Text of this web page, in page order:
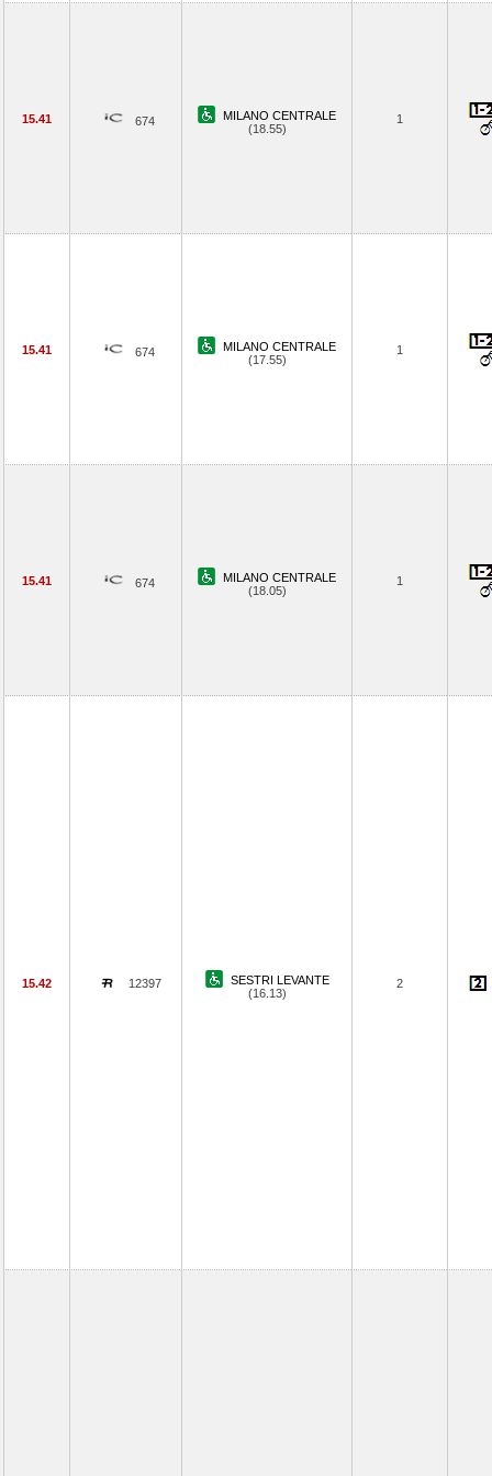
15.41 674
MILANO CENTRALE
(18.55)
1
15.41 674
MILANO CENTRALE
(17.55)
1
15.41 674
MILANO CENTRALE
(18.05)
1
15.42 12397
SESTRI LEVANTE
(16.13)
2